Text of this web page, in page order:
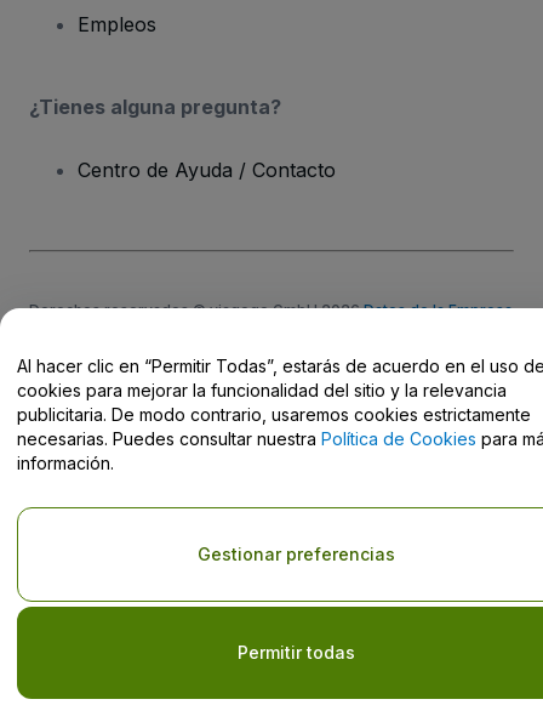
Empleos
¿Tienes alguna pregunta?
Centro de Ayuda / Contacto
Derechos reservados © viagogo GmbH 2026 Datos de la Empresa
y de laPolítica de Privacidad para Móviles
No compartir mi información personal ni tus opciones de
privacidad
Al hacer clic en “Permitir Todas”, estarás de acuerdo en el uso
cookies para mejorar la funcionalidad del sitio y la relevancia
publicitaria. De modo contrario, usaremos cookies estrictamente
necesarias. Puedes consultar nuestra Política de Cookies para
información.
Permitir todas
Gestionar preferencias